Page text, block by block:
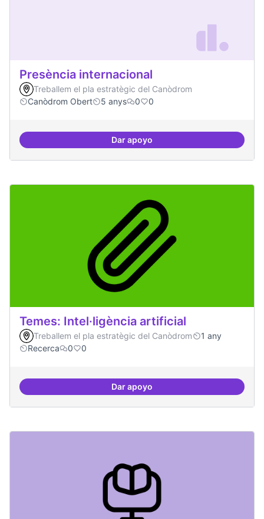
Presència internacional
Treballem el pla estratègic del Canòdrom
Canòdrom Obert
5 anys 0 0
Dar apoyoPresència internacional
Temes: Intel·ligència artificial
Treballem el pla estratègic del Canòdrom
1 any
Recerca
0 0
Dar apoyoTemes: Intel·ligència artificial